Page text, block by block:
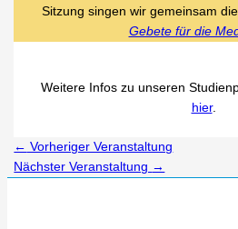
Sitzung singen wir gemeinsam
Gebete für die
Weitere Infos zu unseren
hier.
← Vorheriger Veranstaltung
Nächster Veranstaltung →